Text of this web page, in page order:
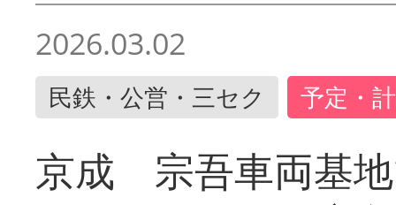
2026.03.02
民鉄・公営・三セク 予定・
京成 宗吾車両基